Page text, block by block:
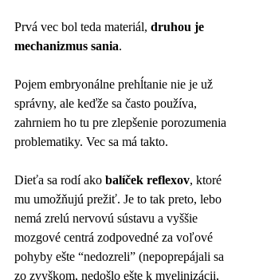
Prvá vec bol teda materiál, druhou je
mechanizmus sania.
Pojem embryonálne prehĺtanie nie je už
správny, ale keďže sa často používa,
zahrniem ho tu pre zlepšenie porozumenia
problematiky. Vec sa má takto.
Dieťa sa rodí ako balíček reflexov, ktoré
mu umožňujú prežiť. Je to tak preto, lebo
nemá zrelú nervovú sústavu a vyššie
mozgové centrá zodpovedné za voľové
pohyby ešte “nedozreli” (nepoprepájali sa
zo zvyškom, nedošlo ešte k myelinizácii,